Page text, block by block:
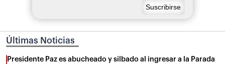
Últimas Noticias
Presidente Paz es abucheado y silbado al ingresar a la Parada